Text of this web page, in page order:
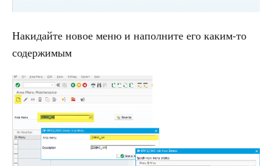
Накидайте новое меню и наполните его каким-то
содержимым